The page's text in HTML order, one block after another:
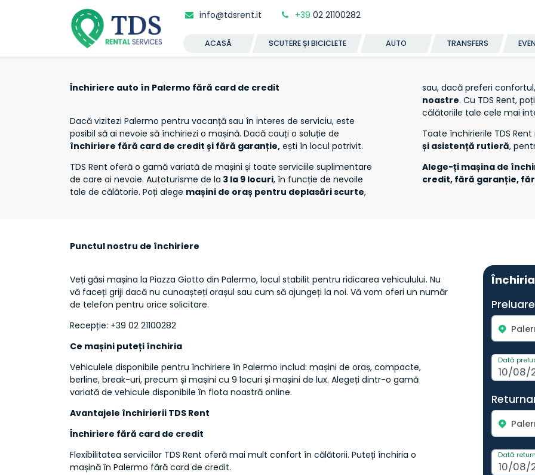
info@tdsrent.it +39 02 21100282
ACASĂ SCUTERE ȘI BICICLETE AUTO TRANSFERS
Închiriere auto în Palermo fără card de credit
Dacă vizitezi Palermo pentru vacanță sau în interes de serviciu, este
posibil să ai nevoie să închiriezi o mașină. Dacă cauți o soluție de
închiriere fără card de credit și fără garanție, ești în locul potrivit.
TDS Rent oferă o gamă variată de mașini și toate serviciile suplimentare
de care ai nevoie. Autoturisme de la 3 la 9 locuri, în funcție de nevoile
tale de călătorie. Poți alege mașini de oraș pentru deplasări scurte,
sau, dacă preferi confortul,
noastre. Cu TDS Rent,
călătoriile tale cele mai
Toate închirierile TDS Rent i
și asistență rutieră,
Alege-ți mașina de
credit, fără garanție,
Dată
Dată
Punctul nostru de închiriere
Veți găsi mașina la Piazza Giotto din Palermo, locul stabilit pentru ridicarea vehiculului. Nu
vă faceți griji dacă nu cunoașteți orașul sau cum să ajungeți la noi. Vă vom oferi un număr
de telefon pentru orice solicitare.
Recepție: +39 02 21100282
Ce mașini puteți închiria
Vehiculele disponibile pentru închiriere în Palermo includ: mașini de oraș, compacte,
berline, break-uri, precum și mașini cu 9 locuri și mașini de lux. Alegeți dintr-o gamă
variată de vehicule disponibile în flota noastră online.
Avantajele închirierii TDS Rent
Închiriere fără card de credit
Flexibilitatea serviciilor TDS Rent oferă mai mult confort în călătorii. Puteți închiria o
mașină în Palermo fără card de credit.